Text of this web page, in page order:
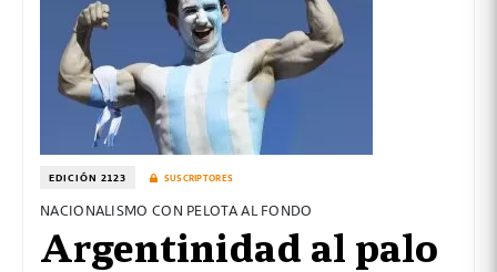
EDICIÓN 2123 SUSCRIPTORES
NACIONALISMO CON PELOTA AL FONDO
Argentinidad al palo